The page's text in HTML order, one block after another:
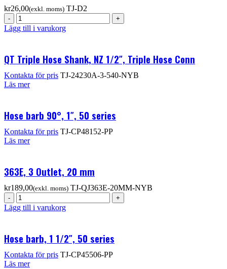
kr TJ-D2
Lägg till i varukorg
QT Triple Hose Shank, NZ 1/2″, Triple Hose Conn
TJ-24230A-3-540-NYB
Läs mer
Hose barb 90°, 1″, 50 series
TJ-CP48152-PP
Läs mer
363E, 3 Outlet, 20 mm
kr TJ-QJ363E-20MM-NYB
Lägg till i varukorg
Hose barb, 1 1/2″, 50 series
TJ-CP45506-PP
Läs mer